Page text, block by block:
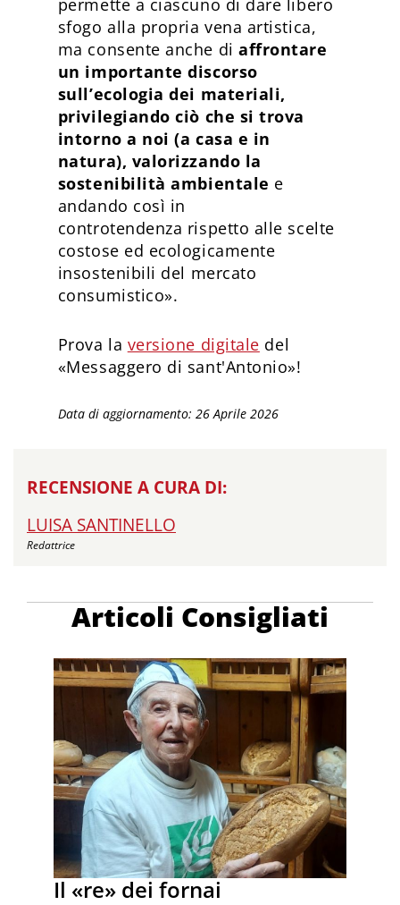
sfogo alla propria vena artistica,
ma consente anche diaffrontare
un importante discorso
sull’ecologia dei materiali,
privilegiando ciò che si trova
intorno a noi (a casa e in
natura), valorizzando la
sostenibilità ambientale e
andando così in
controtendenza rispetto alle scelte
costose ed ecologicamente
insostenibili del mercato
consumistico».
Prova la versione digitale del
«Messaggero di sant'Antonio»!
Data di aggiornamento: 26 Aprile 2026
RECENSIONE A CURA DI:
LUISA SANTINELLO
Redattrice
Articoli Consigliati
Il «re» dei fornai